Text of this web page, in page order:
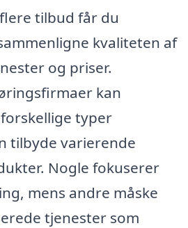
tilbud får du
kvaliteten af
og priser.
kan
typer
tilbyde varierende
Nogle fokuserer
mens andre måske
tjenester som